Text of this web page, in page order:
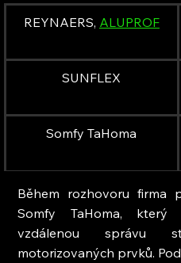
REYNAERS, ALUPROF
SUNFLEX
Somfy TaHoma
Během rozhovoru firma
Somfy TaHoma,
vzdálenou správu
motorizovaných prvků.